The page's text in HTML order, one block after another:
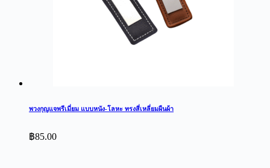
พวงกุญแจพรีเมี่ยม แบบหนัง-โลหะ ทรงสี่เหลี่ยมผืนผ้า
฿85.00